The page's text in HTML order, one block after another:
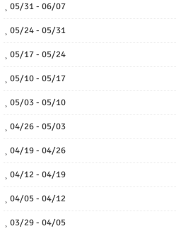
05/31 - 06/07
05/24 - 05/31
05/17 - 05/24
05/10 - 05/17
05/03 - 05/10
04/26 - 05/03
04/19 - 04/26
04/12 - 04/19
04/05 - 04/12
03/29 - 04/05